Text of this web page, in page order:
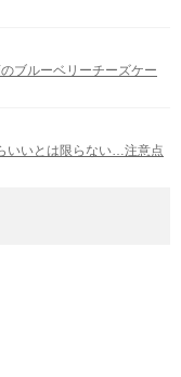
ブルーベリーチーズケー
いいとは限らない…注意点